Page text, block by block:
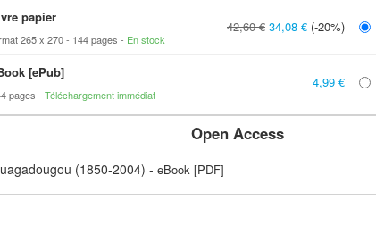
papier
265 x 270 144 pages En stock
42,60 € 34,08 € (-20%)
[ePub]
pages Téléchargement immédiat
4,99 €
Open Access
(1850-2004) - eBook [PDF]